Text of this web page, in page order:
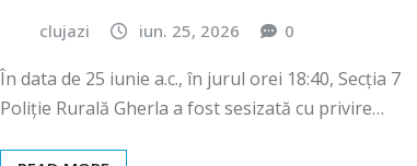
Poliție Rurală Gherla a fost sesizată cu privire…
READ MORE
BREAKING NEWS